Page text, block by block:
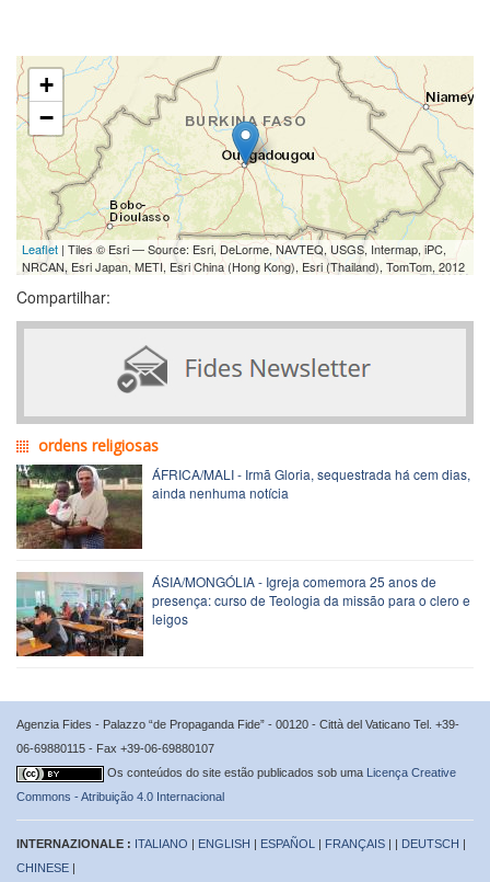
+
−
Leaflet | Tiles © Esri — Source: Esri, DeLorme, NAVTEQ, USGS, Intermap, iPC,
NRCAN, Esri Japan, METI, Esri China (Hong Kong), Esri (Thailand), TomTom, 2012
Compartilhar:
ordens religiosas
ÁFRICA/MALI - Irmã Gloria, sequestrada há cem dias,
ainda nenhuma notícia
ÁSIA/MONGÓLIA - Igreja comemora 25 anos de
presença: curso de Teologia da missão para o clero e
leigos
Agenzia Fides - Palazzo “de Propaganda Fide” - 00120 - Città del Vaticano Tel. +39-
06-69880115 - Fax +39-06-69880107
Os conteúdos do site estão publicados sob uma Licença Creative
Commons - Atribuição 4.0 Internacional
INTERNAZIONALE : ITALIANO | ENGLISH | ESPAÑOL | FRANÇAIS | | DEUTSCH |
CHINESE |